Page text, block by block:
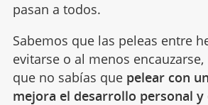
pasan a todos.
Sabemos que las peleas entre
evitarse o al menos
que no sabías que pelear con
mejora el desarrollo personal y